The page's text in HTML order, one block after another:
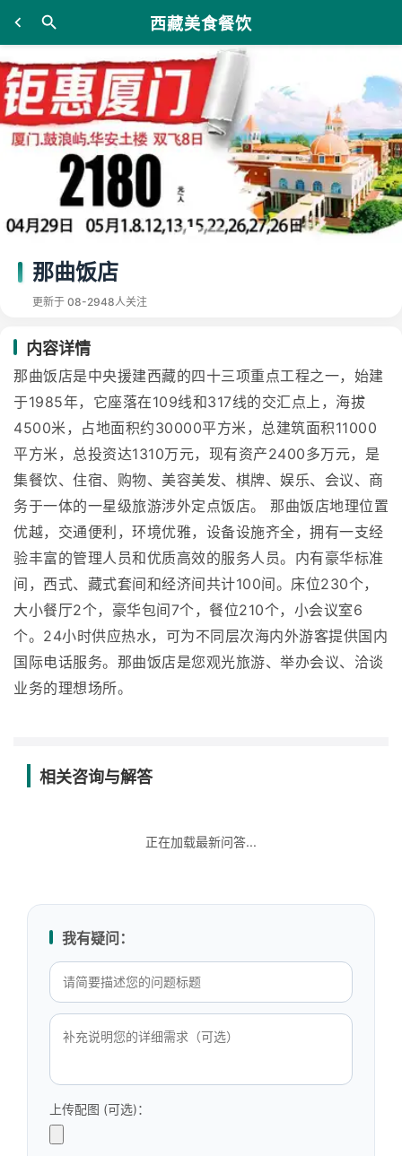
西藏美食餐饮
那曲饭店
更新于 08-2948人关注
内容详情
那曲饭店是中央援建西藏的四十三项重点工程之一，始建
于1985年，它座落在109线和317线的交汇点上，海拔
4500米，占地面积约30000平方米，总建筑面积11000
平方米，总投资达1310万元，现有资产2400多万元，是
集餐饮、住宿、购物、美容美发、棋牌、娱乐、会议、商
务于一体的一星级旅游涉外定点饭店。 那曲饭店地理位置
优越，交通便利，环境优雅，设备设施齐全，拥有一支经
验丰富的管理人员和优质高效的服务人员。内有豪华标准
间，西式、藏式套间和经济间共计100间。床位230个，
大小餐厅2个，豪华包间7个，餐位210个，小会议室6
个。24小时供应热水，可为不同层次海内外游客提供国内
国际电话服务。那曲饭店是您观光旅游、举办会议、洽谈
业务的理想场所。
相关咨询与解答
正在加载最新问答...
我有疑问：
上传配图 (可选)：